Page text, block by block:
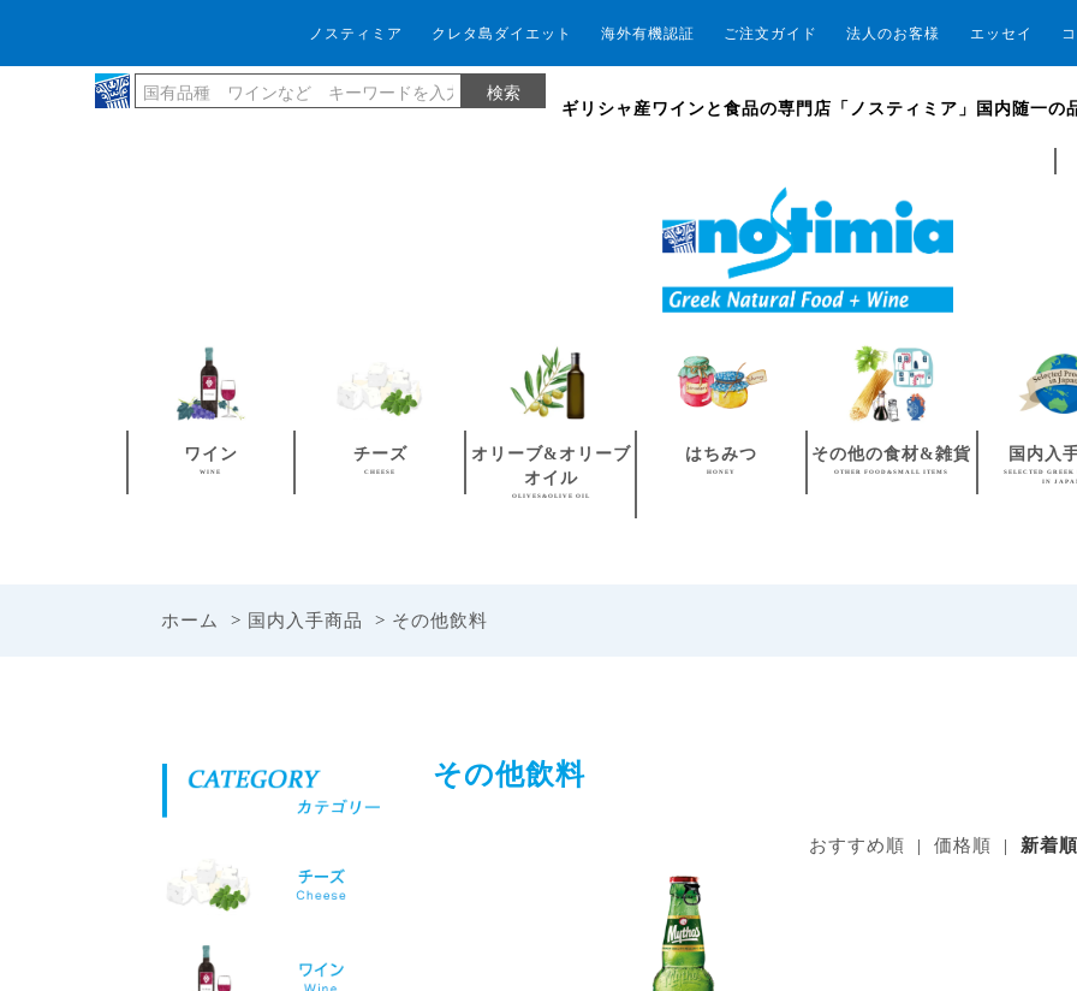
エッセイ
法人のお客様
ご注文ガイド
海外有機認証
クレタ島ダイエット
ノスティミア
ギリシャ産ワインと食品の専門店「ノスティミア」国内随一
ワイン
WINE
チーズ
CHEESE
オリーブ&オリーブ
オイル
OLIVES&OLIVE OIL
はちみつ
HONEY
その他の食材&雑貨
OTHER FOOD&SMALL ITEMS
国内入
SELECTED GREEK
IN
ホーム > 国内入手商品 > その他飲料
その他飲料
おすすめ順 | 価格順 | 新着順